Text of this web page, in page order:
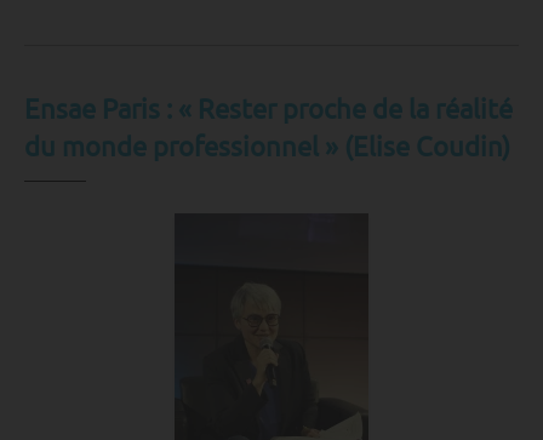
Ensae Paris : « Rester proche de la réalité
du monde professionnel » (Elise Coudin)